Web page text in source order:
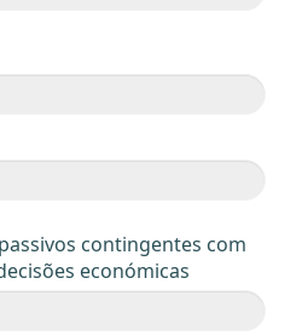
contingentes com
económicas